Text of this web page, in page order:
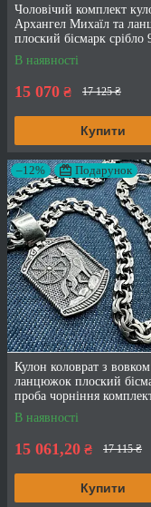
Чоловічий комплект
Архангел Михаїл та
плоский бісмарк срібло
проба
В наявності
15 070 ₴ 17 125 ₴
Купити
–12% Подарунок
Кулон коловрат з
ланцюжок плоский
проба чорніння
В наявності
15 061,20 ₴ 17 115 ₴
Купити